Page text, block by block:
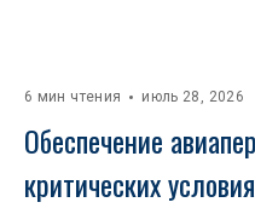
6 мин чтения июль 28, 2026
Обеспечение
критических